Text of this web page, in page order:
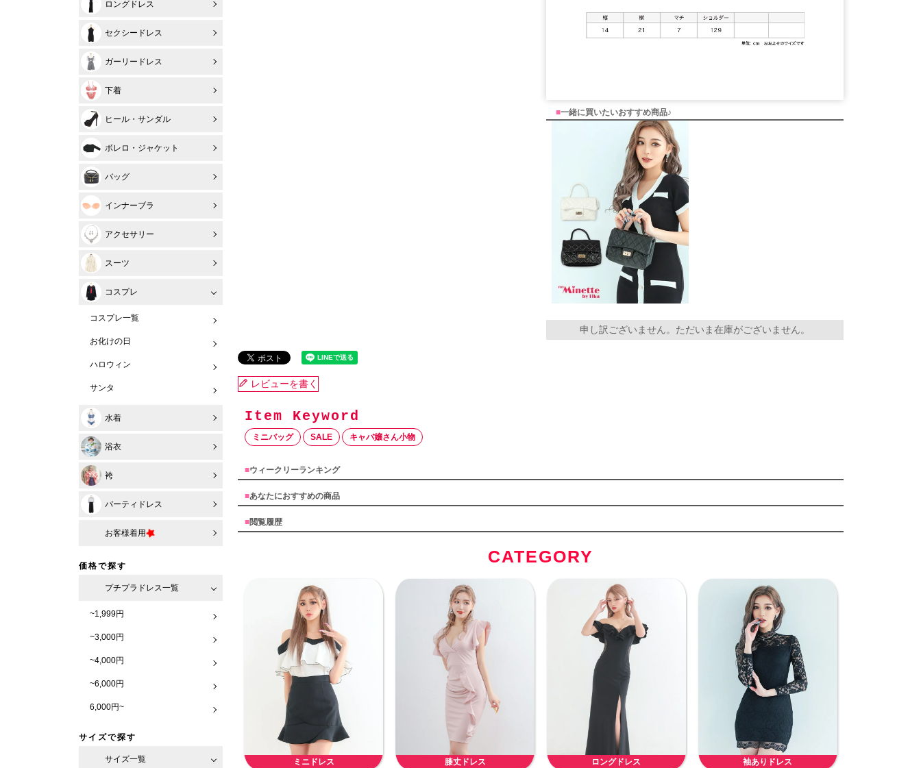
ロングドレス
セクシードレス
ガーリードレス
下着
ヒール・サンダル
ボレロ・ジャケット
バッグ
インナーブラ
アクセサリー
スーツ
コスプレ
コスプレ一覧
お化けの日
ハロウィン
サンタ
水着
浴衣
袴
パーティドレス
お客様着用
価格で探す
プチプラドレス一覧
~1,999円
~3,000円
~4,000円
~6,000円
6,000円~
サイズで探す
サイズ一覧
■一緒に買いたいおすすめ商品♪
申し訳ございません。ただいま在庫がございません。
レビューを書く
ミニバッグ SALE キャバ嬢さん小物
■ウィークリーランキング
■あなたにおすすめの商品
■閲覧履歴
CATEGORY
ミニドレス 膝丈ドレス ロングドレス 袖ありドレス